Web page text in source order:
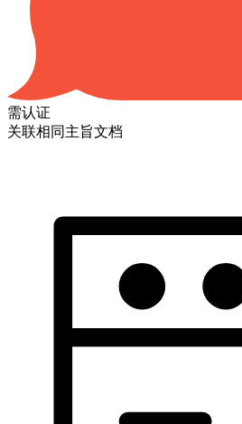
需认证
关联相同主旨文档